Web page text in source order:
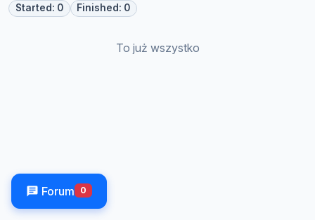
Started: 0 Finished: 0
To już wszystko
Forum 0